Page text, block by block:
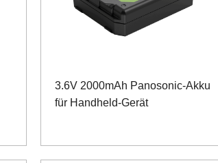
3.6V 2000mAh Panosonic-Akku
für Handheld-Gerät